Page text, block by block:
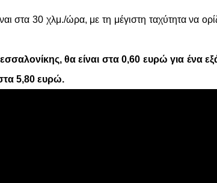
στα 30 χλμ./ώρα, με τη μέγιστη ταχύτητα να
θα είναι στα 0,60 ευρώ για ένα
5,80 ευρώ.